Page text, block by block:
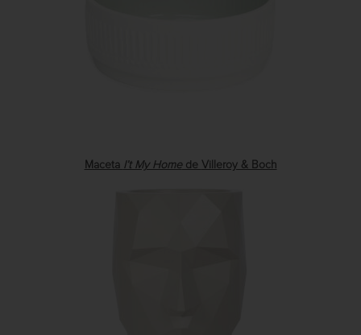
Maceta I’t My Homede Villeroy & Boch